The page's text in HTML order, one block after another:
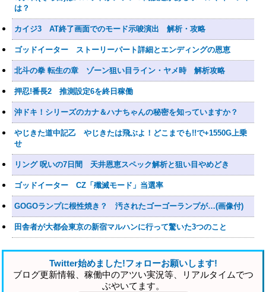
は？
カイジ3 AT終了画面でのモード示唆演出 解析・攻略
ゴッドイーター ストーリーパート詳細とエンディングの恩恵
北斗の拳 転生の章 ゾーン狙い目ライン・ヤメ時 解析攻略
押忍!番長2 推測設定6を終日稼働
沖ドキ！シリーズのカナ＆ハナちゃんの秘密を知っていますか？
やじきた道中記乙 やじきたは飛ぶよ！どこまでも!!で+1550G上乗
せ
リング 呪いの7日間 天井恩恵スペック解析と狙い目やめどき
ゴッドイーター CZ「殲滅モード」当選率
GOGOランプに根性焼き？ 汚されたゴーゴーランプが…(画像付)
田舎者が大都会東京の新宿マルハンに行って驚いた3つのこと
Twitter始めました!フォローお願いします!
ブログ更新情報、稼働中のアツい実況等、リアルタイムでつ
ぶやいてます。